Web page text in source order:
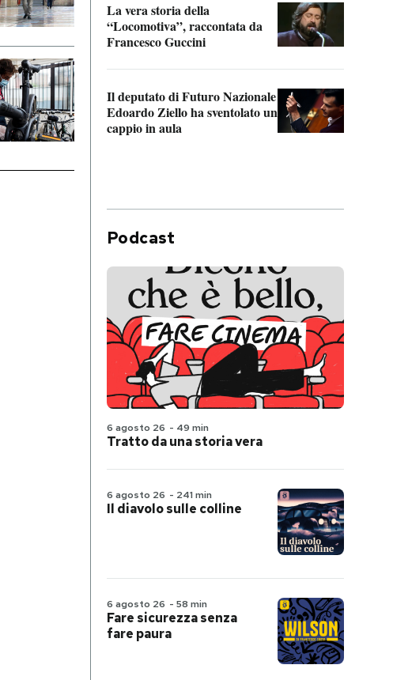
La vera storia della
“Locomotiva”, raccontata da
Francesco Guccini
Il deputato di Futuro Nazionale
Edoardo Ziello ha sventolato un
cappio in aula
Podcast
6 agosto 26 - 49 min
Tratto da una storia vera
6 agosto 26 - 241 min
Il diavolo sulle colline
6 agosto 26 - 58 min
Fare sicurezza senza
fare paura